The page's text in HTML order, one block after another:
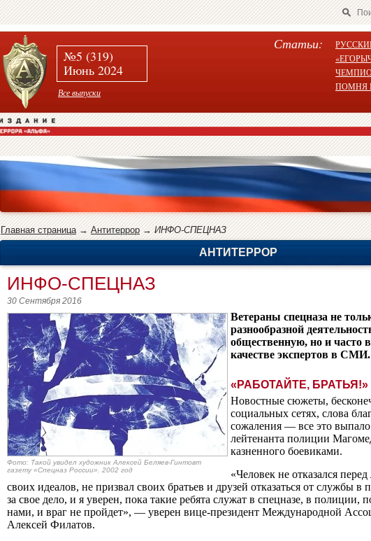
№5 (319)
Июнь 2024
Все выпуски
Статьи:
ПОМНЯ
Главная страница→Антитеррор→ИНФО-СПЕЦНАЗ
АНТИТЕРРОР
ИНФО-СПЕЦНАЗ
30 Сентября 2016
Фото: Такой увидел художник Алексей Беляев-Гинтовт
газету «Спецназ России». 2002 год
Ветераны спецназа не
разнообразной
общественную, но и часто
качестве экспертов в СМИ.
«РАБОТАЙТЕ, БРАТЬЯ!»
Новостные сюжеты,
социальных сетях, слова
сожаления — все это
лейтенанта полиции
казненного боевиками.
«Человек не отказался
своих идеалов, не призвал своих братьев и друзей отказаться от службы
за свое дело, и я уверен, пока такие ребята служат в спецназе, в полиции,
нами, и враг не пройдет», — уверен вице-президент Международной
Алексей Филатов.